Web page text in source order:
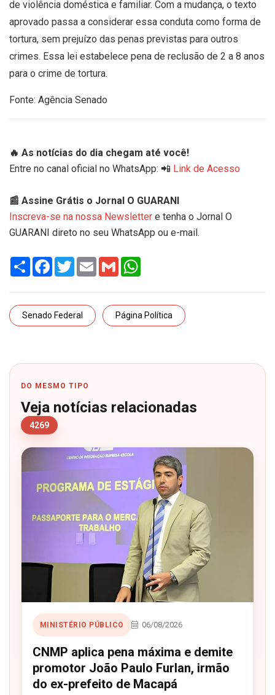
de violência doméstica e familiar. Com a mudança, o texto
aprovado passa a considerar essa conduta como forma de
tortura, sem prejuízo das penas previstas para outros
crimes. Essa lei estabelece pena de reclusão de 2 a 8 anos
para o crime de tortura.
Fonte: Agência Senado
🔥 As notícias do dia chegam até você!
Entre no canal oficial no WhatsApp: 📲 Link de Acesso
📰 Assine Grátis o Jornal O GUARANI
Inscreva-se na nossa Newsletter e tenha o Jornal O
GUARANI direto no seu WhatsApp ou e-mail.
Share Facebook
TwitterEmail Gmail
Senado Federal Página Política
DO MESMO TIPO
Veja notícias relacionadas
4269
MINISTÉRIO PÚBLICO 06/08/2026
CNMP aplica pena máxima e demite
promotor João Paulo Furlan, irmão
do ex-prefeito de Macapá